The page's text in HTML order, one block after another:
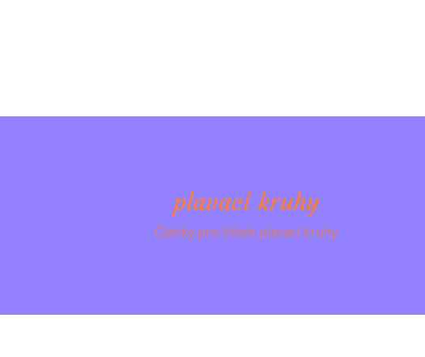
plavací kruhy
Články pro štítek plavací kruhy